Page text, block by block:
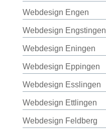
Webdesign Engen
Webdesign Engstingen
Webdesign Eningen
Webdesign Eppingen
Webdesign Esslingen
Webdesign Ettlingen
Webdesign Feldberg